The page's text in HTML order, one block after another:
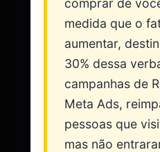
medida que o
aumentar,
30% dessa
campanhas de
Meta Ads,
pessoas que
mas não